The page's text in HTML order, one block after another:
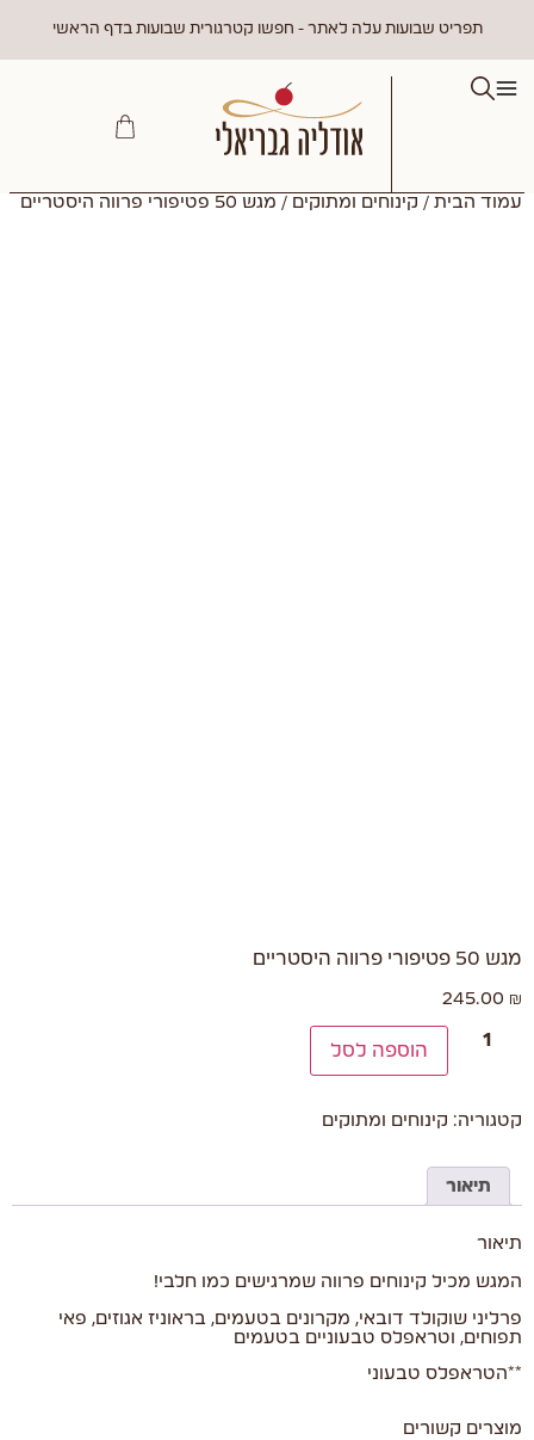
תפריט שבועות עלה לאתר - חפשו קטרגורית שבועות בדף הראשי
עמוד הבית / קינוחים ומתוקים / מגש 50 פטיפורי פרווה היסטריים
מגש 50 פטיפורי פרווה היסטריים
245.00 ₪
הוספה לסל
קטגוריה: קינוחים ומתוקים
תיאור
תיאור
המגש מכיל קינוחים פרווה שמרגישים כמו חלבי!
פרליני שוקולד דובאי, מקרונים בטעמים, בראוניז אגוזים, פאי
תפוחים, וטראפלס טבעוניים בטעמים
**הטראפלס טבעוני
מוצרים קשורים